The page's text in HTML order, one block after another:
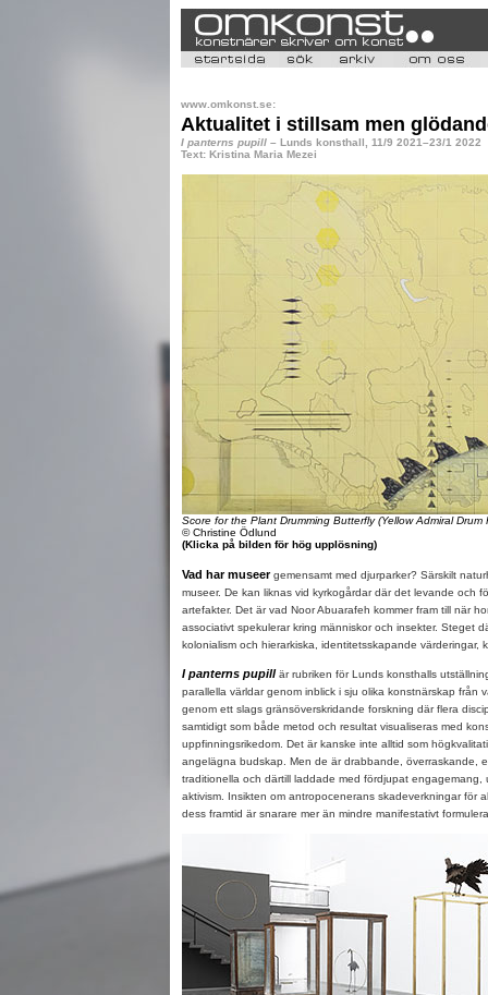
www.omkonst.se:
Aktualitet i stillsam men
I panterns pupill – Lunds konsthall, 11/9 2021–23/1 2022
Text: Kristina Maria Mezei
Score for the Plant Drumming Butterfly (Yellow Admiral Drum
© Christine Ödlund
(Klicka på bilden för hög upplösning)
Vad har museergemensamt med djurparker? Särskilt
museer. De kan liknas vid kyrkogårdar där det levande och
artefakter. Det är vad Noor Abuarafeh kommer fram till när
associativt spekulerar kring människor och insekter. Steget
kolonialism och hierarkiska, identitetsskapande värderingar,
I panterns pupillär rubriken för Lunds konsthalls
parallella världar genom inblick i sju olika konstnärskap från
genom ett slags gränsöverskridande forskning där flera
samtidigt som både metod och resultat visualiseras med
uppfinningsrikedom. Det är kanske inte alltid som
angelägna budskap. Men de är drabbande, överraskande,
traditionella och därtill laddade med fördjupat engagemang,
aktivism. Insikten om antropocenerans skadeverkningar för
dess framtid är snarare mer än mindre manifestativt